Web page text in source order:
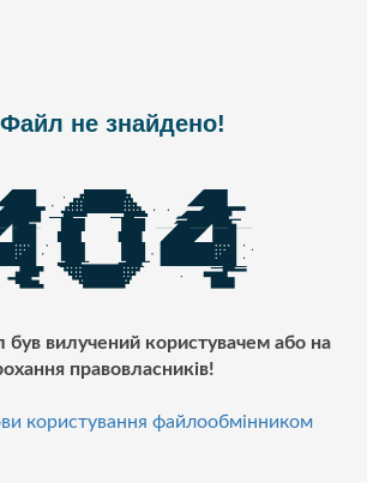
не знайдено!
вилучений користувачем або на
правовласників!
користування файлообмінником